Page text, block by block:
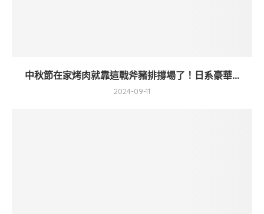
中秋節在家烤肉就靠這戰斧豬排撐場了！日系豪華...
2024-09-11